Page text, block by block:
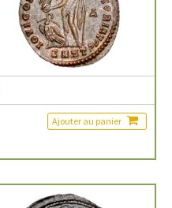
Ajouter au panier